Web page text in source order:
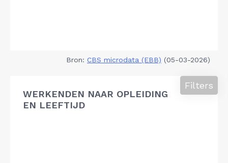
Bron: CBS microdata (EBB) (05-03-2026)
WERKENDEN NAAR OPLEIDING
EN LEEFTIJD
Filters